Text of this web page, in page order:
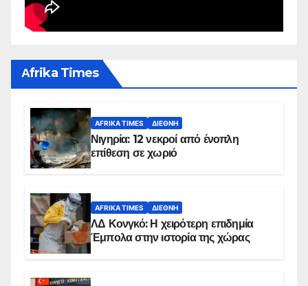
Αfrika Times
AFRIKA TIMES ΔΙΕΘΝΉ
Νιγηρία: 12 νεκροί από ένοπλη
επίθεση σε χωριό
AFRIKA TIMES ΔΙΕΘΝΉ
ΛΔ Κονγκό: Η χειρότερη επιδημία
Έμπολα στην ιστορία της χώρας